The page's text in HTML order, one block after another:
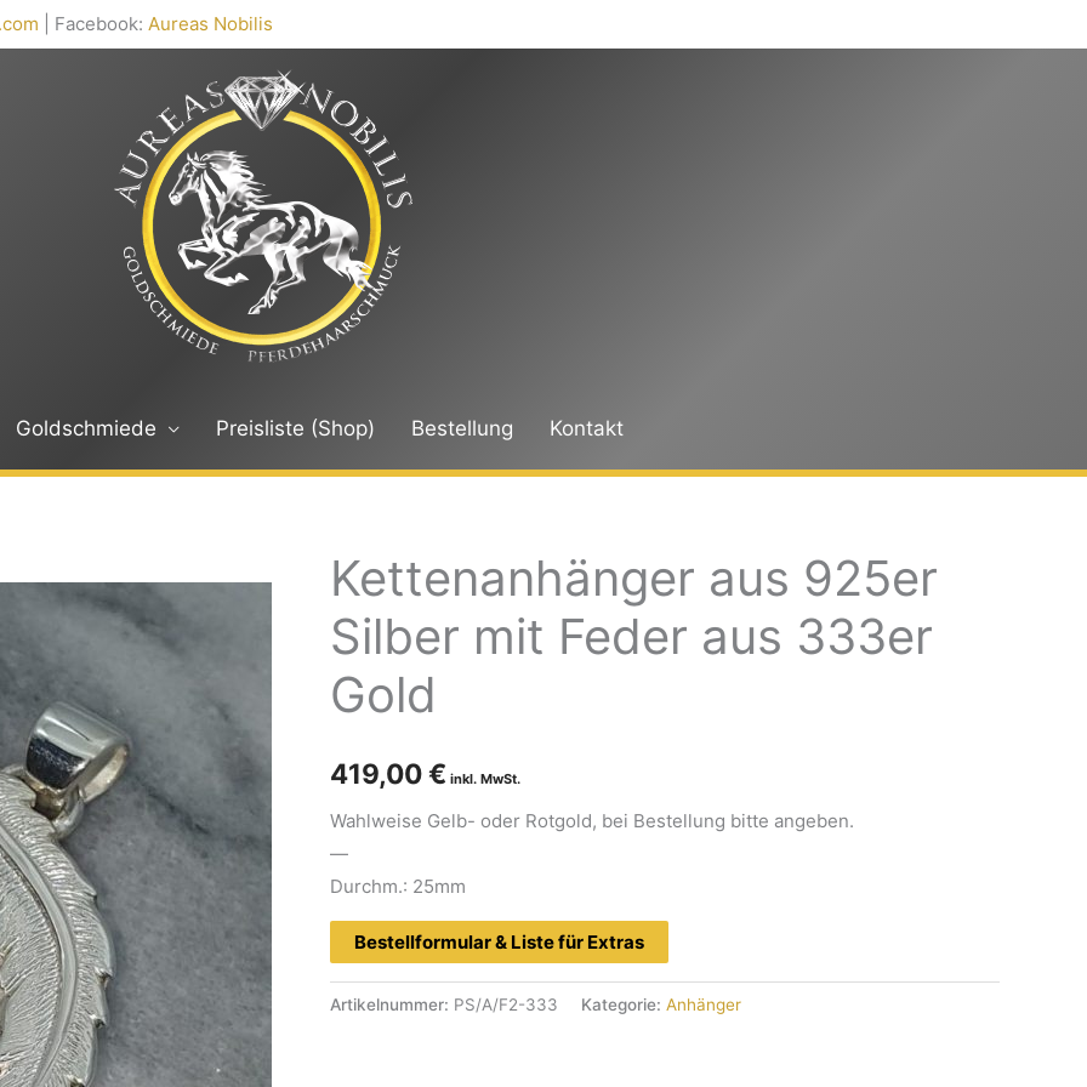
| Facebook: Aureas Nobilis
Goldschmiede Preisliste (Shop) Bestellung Kontakt
Kettenanhänger aus 925er
Silber mit Feder aus 333er
Gold
419,00€
Wahlweise Gelb- oder Rotgold, bei Bestellung bitte angeben.
—
Durchm.: 25mm
Bestellformular & Liste für Extras
Artikelnummer: PS/A/F2-333 Kategorie: Anhänger